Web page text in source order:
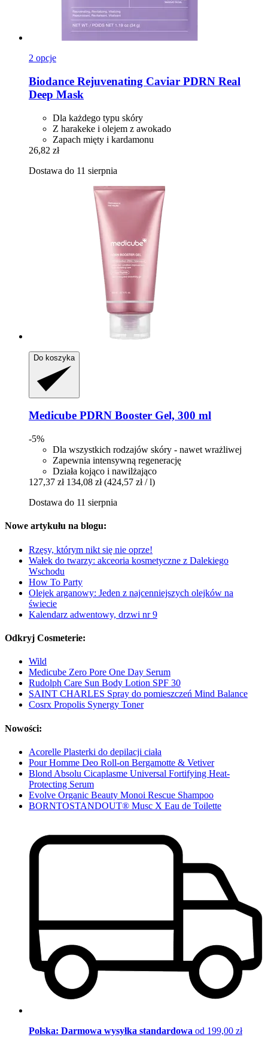
2 opcje
Biodance Rejuvenating Caviar PDRN Real
Deep Mask
Dla każdego typu skóry
Z harakeke i olejem z awokado
Zapach mięty i kardamonu
26,82 zł
Dostawa do 11 sierpnia
Do koszyka
Medicube PDRN Booster Gel, 300 ml
-5%
Dla wszystkich rodzajów skóry - nawet wrażliwej
Zapewnia intensywną regenerację
Działa kojąco i nawilżająco
127,37 zł 134,08 zł (424,57 zł / l)
Dostawa do 11 sierpnia
Nowe artykułu na blogu:
Rzęsy, którym nikt się nie oprze!
Wałek do twarzy: akceoria kosmetyczne z Dalekiego
Wschodu
How To Party
Olejek arganowy: Jeden z najcenniejszych olejków na
świecie
Kalendarz adwentowy, drzwi nr 9
Odkryj Cosmeterie:
Wild
Medicube Zero Pore One Day Serum
Rudolph Care Sun Body Lotion SPF 30
SAINT CHARLES Spray do pomieszczeń Mind Balance
Cosrx Propolis Synergy Toner
Nowości:
Acorelle Plasterki do depilacji ciała
Pour Homme Deo Roll-on Bergamotte & Vetiver
Blond Absolu Cicaplasme Universal Fortifying Heat-
Protecting Serum
Evolve Organic Beauty Monoi Rescue Shampoo
BORNTOSTANDOUT® Musc X Eau de Toilette
Polska: Darmowa wysyłka standardowa od 199,00 zł